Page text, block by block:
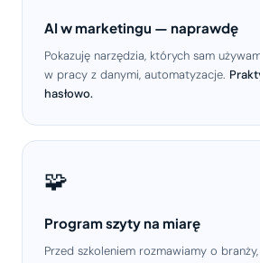
AI w marketingu — naprawdę
Pokazuję narzędzia, których sam
w pracy z danymi, automatyzacje.
hasłowo.
🧩
Program szyty na miarę
Przed szkoleniem rozmawiamy o